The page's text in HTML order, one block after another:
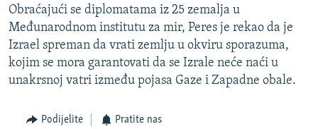
VIŠE OD NASLOVA
GENOCID U SREBRENICI
POPLAVE I KLIZIŠTA U BIH 2024.
TV LIBERTY
PRATITE NAS
Sve RFE/RL stranice
Obraćajući se diplomatama iz 25 zemalja u
Međunarodnom institutu za mir, Peres je rekao da je
Izrael spreman da vrati zemlju u okviru sporazuma,
kojim se mora garantovati da se Izrale neće naći u
unakrsnoj vatri između pojasa Gaze i Zapadne obale.
Podijelite Pratite nas